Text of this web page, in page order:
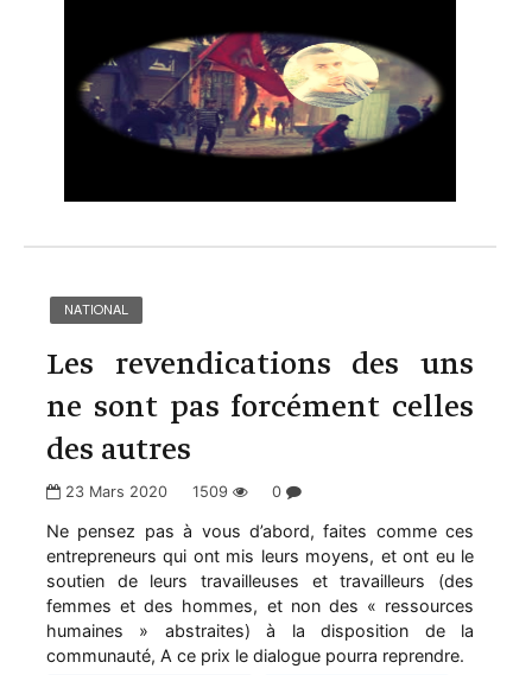
NATIONAL
Les revendications des uns
ne sont pas forcément celles
des autres
23 Mars 2020 1509 0
Ne pensez pas à vous d’abord, faites comme ces
entrepreneurs qui ont mis leurs moyens, et ont eu le
soutien de leurs travailleuses et travailleurs (des
femmes et des hommes, et non des « ressources
humaines » abstraites) à la disposition de la
communauté, A ce prix le dialogue pourra reprendre.